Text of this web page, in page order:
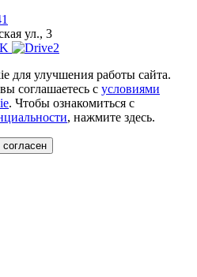
ул., 3
для улучшения работы сайта.
соглашаетесь с условиями
. Чтобы ознакомиться с
, нажмите здесь.